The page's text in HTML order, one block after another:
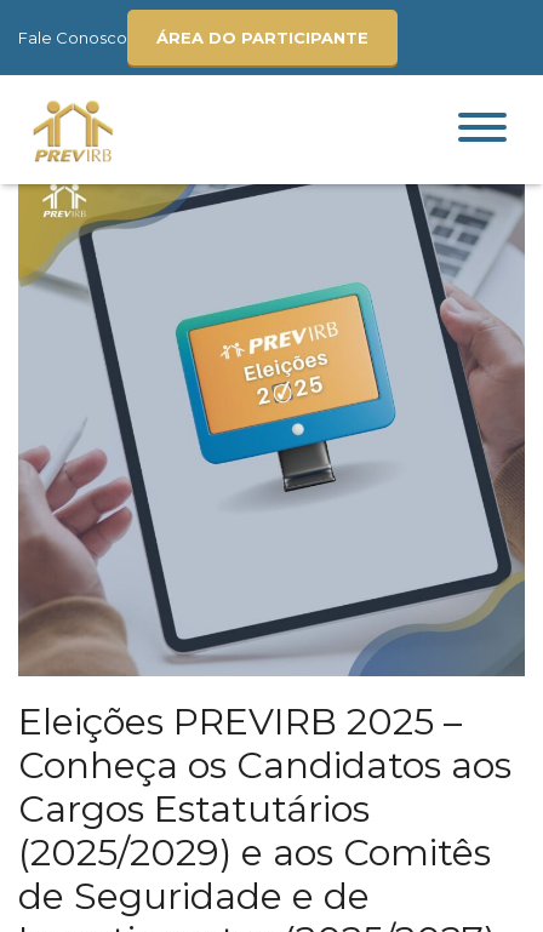
Fale Conosco ÁREA DO PARTICIPANTE
Eleições PREVIRB 2025 –
Conheça os Candidatos aos
Cargos Estatutários
(2025/2029) e aos Comitês
de Seguridade e de